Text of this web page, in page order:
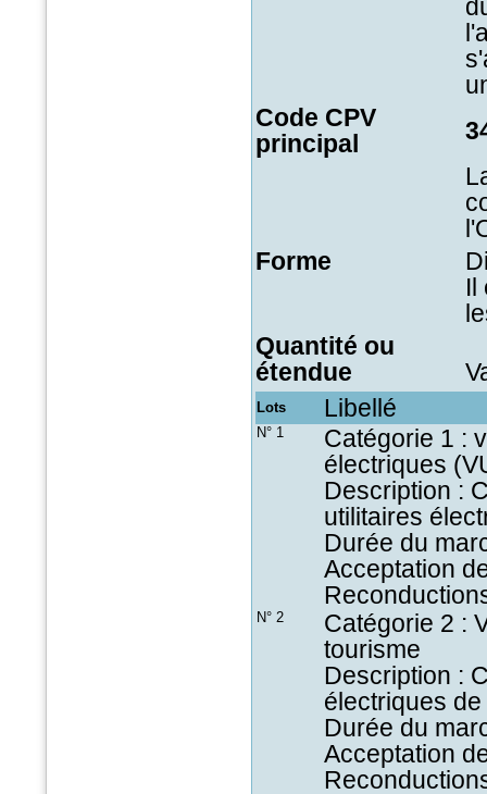
Code CPV
principal
Forme
Il
Quantité ou
étendue
Lots Libellé
N° 1
Catégorie 1 :
électriques
Description :
utilitaires
Durée du
Acceptation
N° 2
Catégorie 2 :
tourisme
Description :
électriques
Durée du
Acceptation